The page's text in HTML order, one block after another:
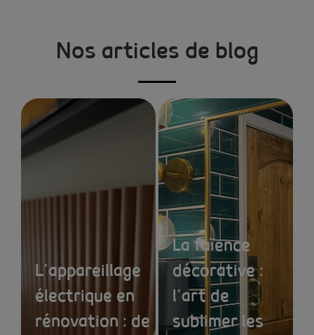
Nos articles de blog
L’appareillage
électrique en
rénovation : de
La faïence
décorative :
l’art de
sublimer les